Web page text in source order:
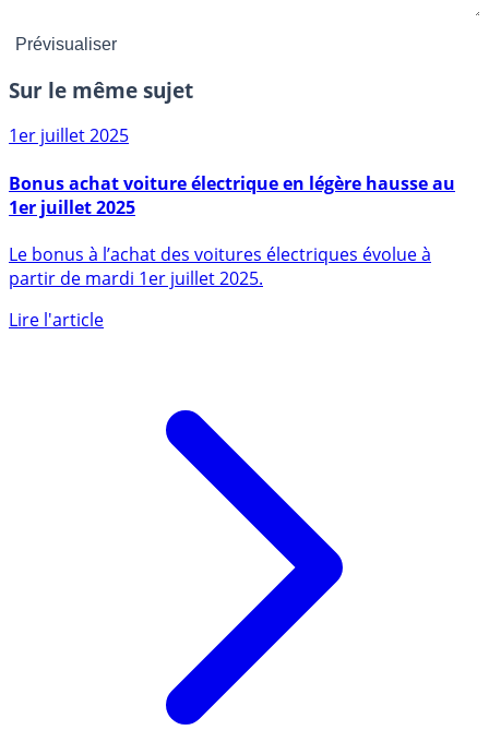
Sur le même sujet
Bonus achat voiture électrique en légère hausse au
Le bonus à l’achat des voitures électriques évolue à
partir de mardi 1er juillet 2025.